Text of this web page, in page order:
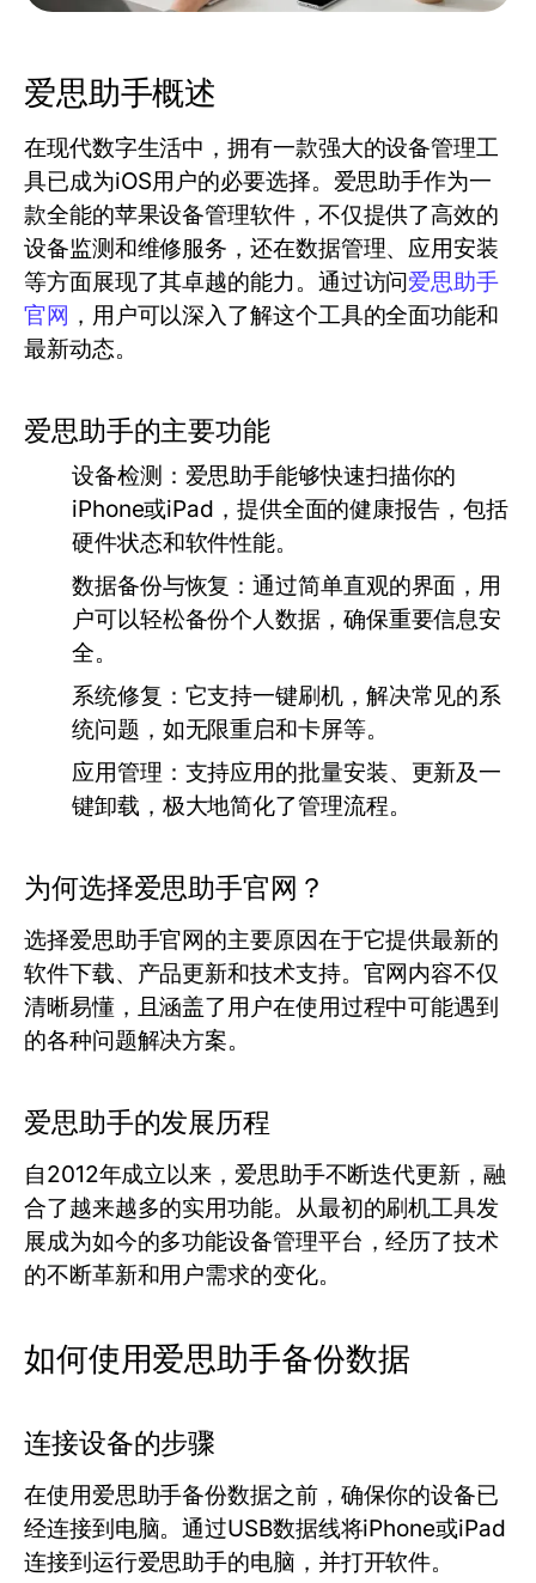
爱思助手概述
在现代数字生活中，拥有一款强大的设备管理工
具已成为iOS用户的必要选择。爱思助手作为一
款全能的苹果设备管理软件，不仅提供了高效的
设备监测和维修服务，还在数据管理、应用安装
等方面展现了其卓越的能力。通过访问爱思助手
官网 ，用户可以深入了解这个工具的全面功能和
最新动态。
爱思助手的主要功能
设备检测： 爱思助手能够快速扫描你的
iPhone或iPad，提供全面的健康报告，包括
硬件状态和软件性能。
数据备份与恢复：通过简单直观的界面，用
户可以轻松备份个人数据，确保重要信息安
全。
系统修复： 它支持一键刷机，解决常见的系
统问题，如无限重启和卡屏等。
应用管理： 支持应用的批量安装、更新及一
键卸载，极大地简化了管理流程。
为何选择爱思助手官网？
选择爱思助手官网的主要原因在于它提供最新的
软件下载、产品更新和技术支持。官网内容不仅
清晰易懂，且涵盖了用户在使用过程中可能遇到
的各种问题解决方案。
爱思助手的发展历程
自2012年成立以来，爱思助手不断迭代更新，融
合了越来越多的实用功能。从最初的刷机工具发
展成为如今的多功能设备管理平台，经历了技术
的不断革新和用户需求的变化。
如何使用爱思助手备份数据
连接设备的步骤
在使用爱思助手备份数据之前，确保你的设备已
经连接到电脑。通过USB数据线将iPhone或iPad
连接到运行爱思助手的电脑，并打开软件。